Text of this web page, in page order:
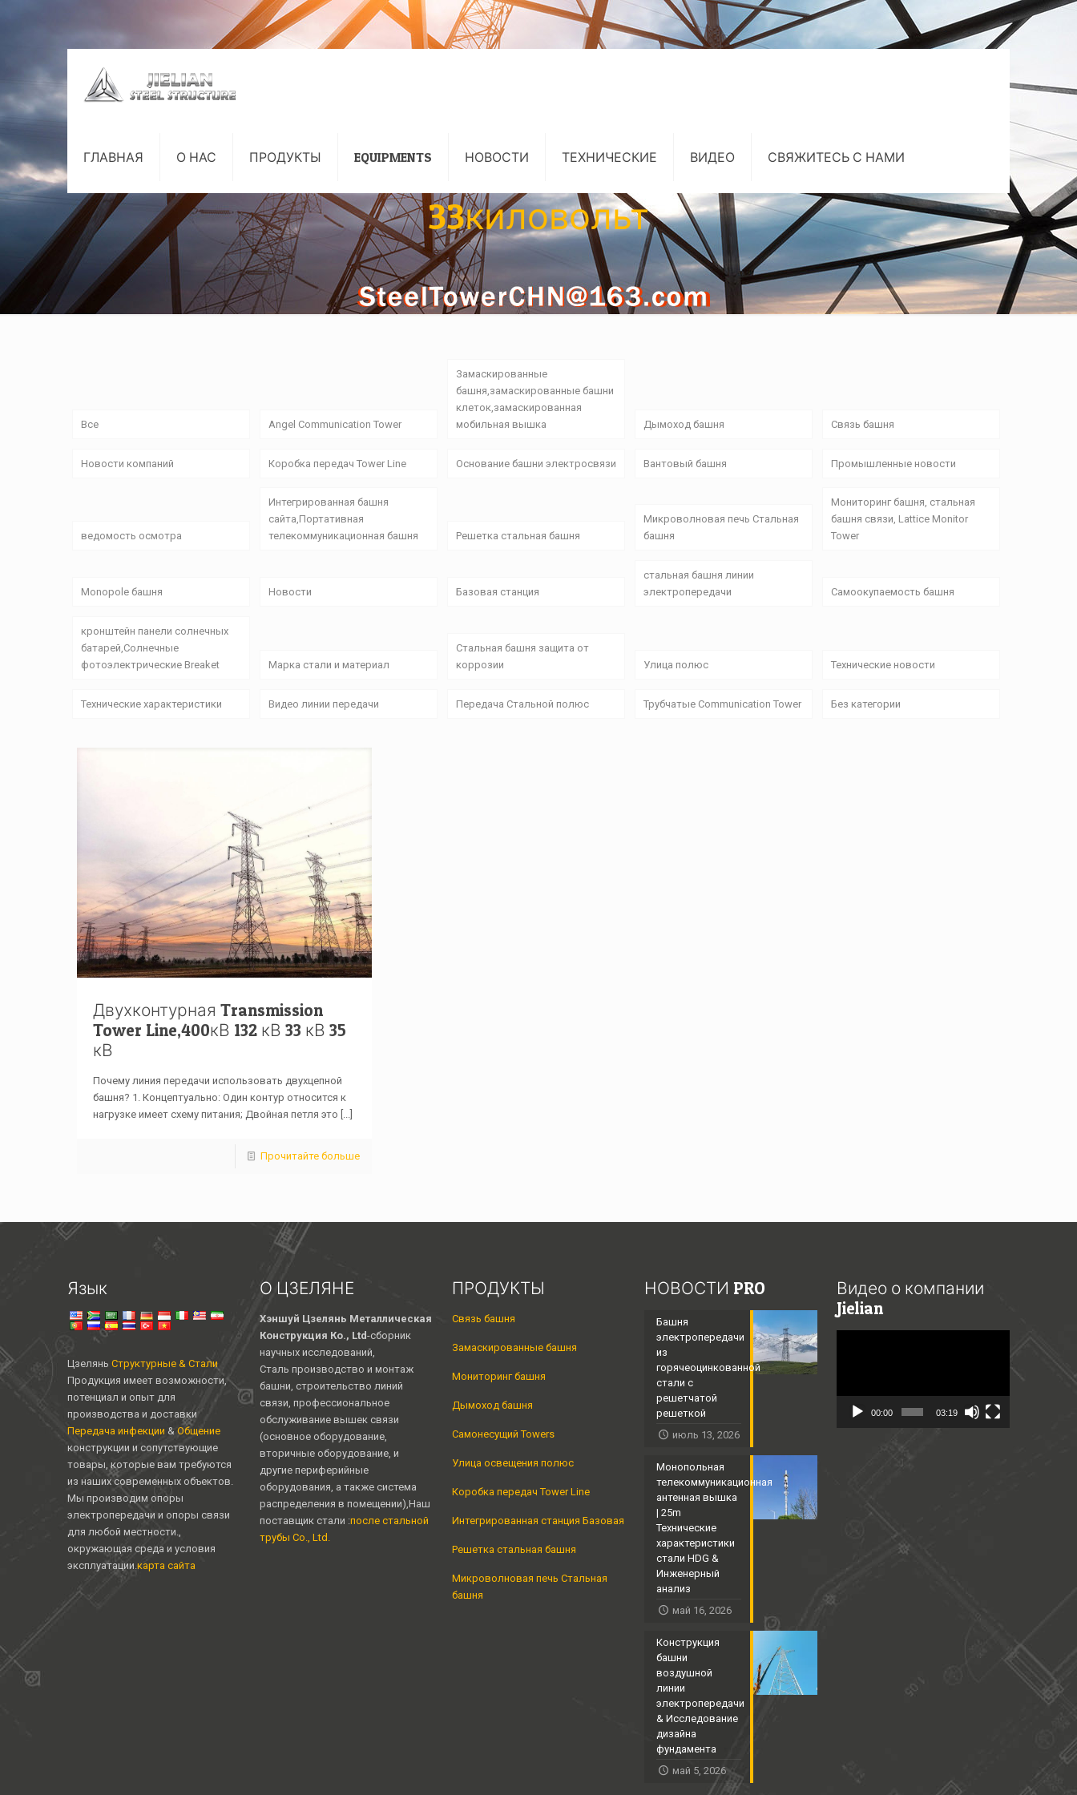
ГЛАВНАЯ О НАС ПРОДУКТЫ EQUIPMENTS НОВОСТИ ТЕХНИЧЕСКИЕ ВИДЕО СВЯЖИТЕСЬ С НАМИ
33киловольт
Все Angel Communication Tower
Замаскированные
башня,замаскированные башни
клеток,замаскированная
мобильная вышка
Дымоход башня Связь башня
Новости компаний Коробка передач Tower Line Основание башни электросвязи Вантовый башня Промышленные новости
ведомость осмотра
Интегрированная башня
сайта,Портативная
телекоммуникационная башня
Решетка стальная башня
Микроволновая печь Стальная
башня
Мониторинг башня, стальная
башня связи, Lattice Monitor
Tower
Monopole башня Новости Базовая станция
стальная башня линии
электропередачи
Самоокупаемость башня
кронштейн панели солнечных
батарей,Солнечные
фотоэлектрические Breaket
Марка стали и материал
Стальная башня защита от
коррозии
Улица полюс Технические новости
Технические характеристики Видео линии передачи Передача Стальной полюс Трубчатые Communication Tower Без категории
Двухконтурная Transmission
Tower Line,400кВ 132 кВ 33 кВ 35
кВ
Почему линия передачи использовать двухцепной
башня? 1. Концептуально: Один контур относится к
нагрузке имеет схему питания; Двойная петля это [...]
Прочитайте больше
Язык
Цзелянь Структурные & Стали
Продукция имеет возможности,
потенциал и опыт для
производства и доставки
Передача инфекции & Общение
конструкции и сопутствующие
товары, которые вам требуются
из наших современных объектов.
Мы производим опоры
электропередачи и опоры связи
для любой местности.,
окружающая среда и условия
эксплуатации.карта сайта
О ЦЗЕЛЯНЕ
Хэншуй Цзелянь Металлическая
Конструкция Ко., Ltd-сборник
научных исследований,
Сталь производство и монтаж
башни, строительство линий
связи, профессиональное
обслуживание вышек связи
(основное оборудование,
вторичные оборудование, и
другие периферийные
оборудования, а также система
распределения в помещении),Наш
поставщик стали :после стальной
трубы Co., Ltd.
ПРОДУКТЫ
Связь башня
Замаскированные башня
Мониторинг башня
Дымоход башня
Самонесущий Towers
Улица освещения полюс
Коробка передач Tower Line
Интегрированная станция Базовая
Решетка стальная башня
Микроволновая печь Стальная
башня
НОВОСТИ PRO
Башня
электропередачи
из
горячеоцинкованной
стали с
решетчатой ​​
решеткой
июль 13, 2026
Монопольная
телекоммуникационная
антенная вышка
| 25m
Технические
характеристики
стали HDG &
Инженерный
анализ
май 16, 2026
Конструкция
башни
воздушной
линии
электропередачи
& Исследование
дизайна
фундамента
май 5, 2026
Видео о компании
Jielian
00:00 03:19